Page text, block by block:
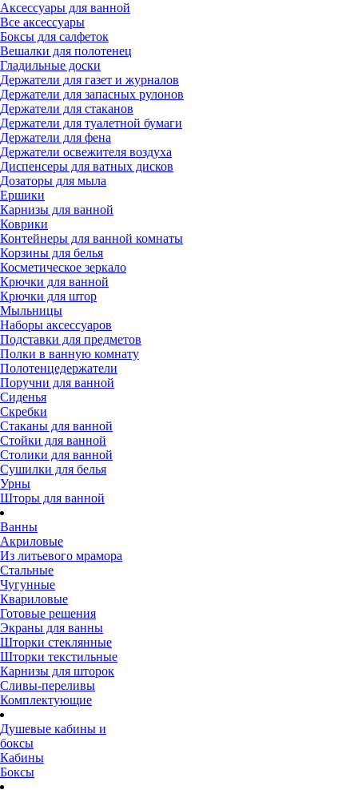
Аксессуары для ванной
Все аксессуары
Боксы для салфеток
Вешалки для полотенец
Гладильные доски
Держатели для газет и журналов
Держатели для запасных рулонов
Держатели для стаканов
Держатели для туалетной бумаги
Держатели для фена
Держатели освежителя воздуха
Диспенсеры для ватных дисков
Дозаторы для мыла
Ершики
Карнизы для ванной
Коврики
Контейнеры для ванной комнаты
Корзины для белья
Косметическое зеркало
Крючки для ванной
Крючки для штор
Мыльницы
Наборы аксессуаров
Подставки для предметов
Полки в ванную комнату
Полотенцедержатели
Поручни для ванной
Сиденья
Скребки
Стаканы для ванной
Стойки для ванной
Столики для ванной
Сушилки для белья
Урны
Шторы для ванной
Ванны
Акриловые
Из литьевого мрамора
Стальные
Чугунные
Квариловые
Готовые решения
Экраны для ванны
Шторки стеклянные
Шторки текстильные
Карнизы для шторок
Сливы-переливы
Комплектующие
Душевые кабины и
боксы
Кабины
Боксы